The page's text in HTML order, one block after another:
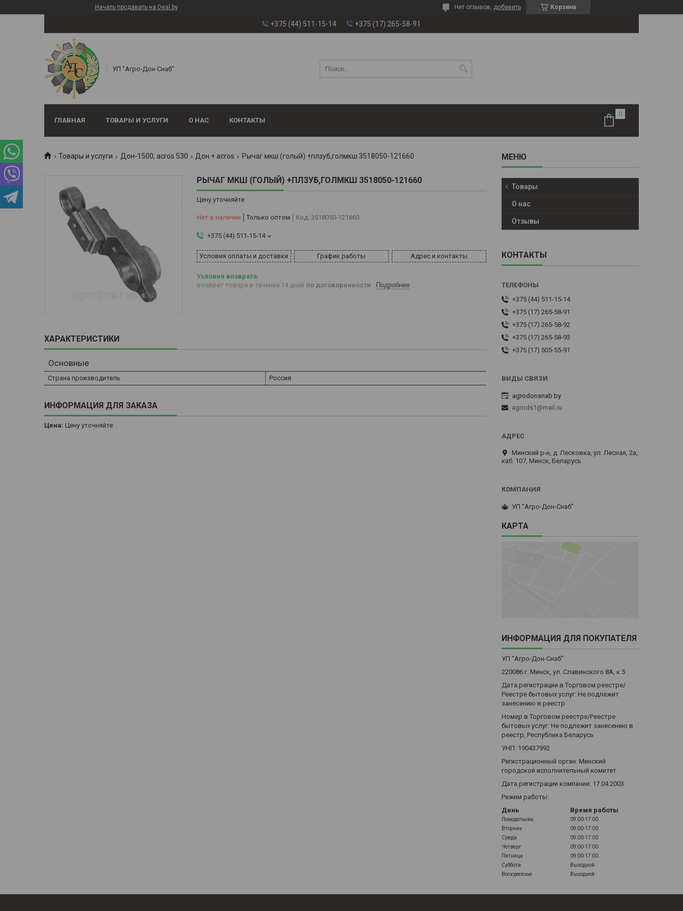
Начать продавать на Deal.by Корзина
Нет отзывов, добавить
+375 (44) 511-15-14 +375 (17) 265-58-91
УП "Агро-Дон-Снаб"
ГЛАВНАЯ ТОВАРЫ И УСЛУГИ О НАС КОНТАКТЫ
Товары и услуги Дон-1500, аcros 530 Дон + acros Рычаг мкш (голый) +плзуб,голмкш 3518050-121660
РЫЧАГ МКШ (ГОЛЫЙ) +ПЛЗУБ,ГОЛМКШ 3518050-121660
Цену уточняйте
Нет в наличии Только оптом Код: 3518050-121660
+375 (44) 511-15-14
Условия оплаты и доставки График работы Адрес и контакты
возврат товара в течение 14 дней по договоренности Подробнее
ХАРАКТЕРИСТИКИ
Основные
Страна производитель Россия
ИНФОРМАЦИЯ ДЛЯ ЗАКАЗА
Цена: Цену уточняйте
Товары
О нас
Отзывы
КОНТАКТЫ
+375 (44) 511-15-14
+375 (17) 265-58-91
+375 (17) 265-58-92
+375 (17) 265-58-93
+375 (17) 505-55-91
agrodonsnab.by
agrods1@mail.ru
Минский р-н, д. Лесковка, ул. Лесная, 2а,
каб. 107, Минск, Беларусь
УП "Агро-Дон-Снаб"
КАРТА
ИНФОРМАЦИЯ ДЛЯ ПОКУПАТЕЛЯ
УП "Агро-Дон-Снаб"
220086 г. Минск, ул. Славинского 8А, к.5
Дата регистрации в Торговом реестре/
Реестре бытовых услуг: Не подлежит
занесению в реестр
Номер в Торговом реестре/Реестре
бытовых услуг: Не подлежит занесению в
реестр, Республика Беларусь
УНП: 190437992
Регистрационный орган: Минский
городской исполнительный комитет
Дата регистрации компании: 17.04.2003
Режим работы:
День
Время работы
Понедельник
09:00-17:00
Вторник
09:00-17:00
Среда
09:00-17:00
Четверг
09:00-17:00
Пятница
09:00-17:00
Суббота
Выходной
Воскресенье
Выходной